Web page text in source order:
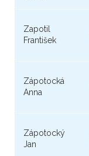
Zapotil
František
Zápotocká
Anna
Zápotocký
Jan